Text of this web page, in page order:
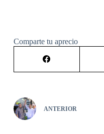
Comparte tu aprecio
ANTERIOR